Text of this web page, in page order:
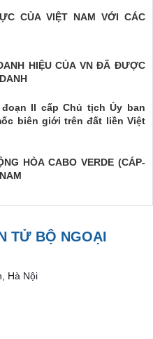
CỦA VIỆT NAM VỚI CÁC
HIỆU CỦA VN ĐÃ ĐƯỢC
II cấp Chủ tịch Ủy ban
biên giới trên đất liền Việt
HÒA CABO VERDE (CÁP-
TỬ BỘ NGOẠI
Hà Nội